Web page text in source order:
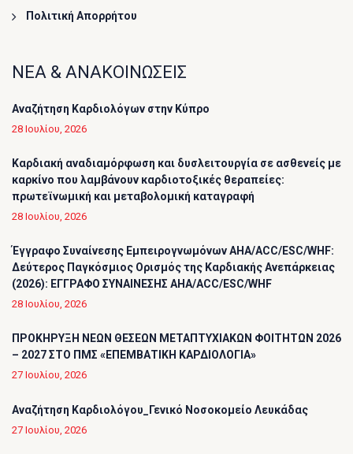
Πολιτική Απορρήτου
ΝΕΑ & ΑΝΑΚΟΙΝΩΣΕΙΣ
Αναζήτηση Καρδιολόγων στην Κύπρο
28 Ιουλίου, 2026
Καρδιακή αναδιαμόρφωση και δυσλειτουργία σε ασθενείς με
καρκίνο που λαμβάνουν καρδιοτοξικές θεραπείες:
πρωτεϊνωμική και μεταβολομική καταγραφή
28 Ιουλίου, 2026
Έγγραφο Συναίνεσης Εμπειρογνωμόνων AHA/ACC/ESC/WHF:
Δεύτερος Παγκόσμιος Ορισμός της Καρδιακής Ανεπάρκειας
(2026): ΕΓΓΡΑΦΟ ΣΥΝΑΙΝΕΣΗΣ AHA/ACC/ESC/WHF
28 Ιουλίου, 2026
ΠΡΟΚΗΡΥΞΗ ΝΕΩΝ ΘΕΣΕΩΝ ΜΕΤΑΠΤΥΧΙΑΚΩΝ ΦΟΙΤΗΤΩΝ 2026
– 2027 ΣΤΟ ΠΜΣ «ΕΠΕΜΒΑΤΙΚΗ ΚΑΡΔΙΟΛΟΓΙΑ»
27 Ιουλίου, 2026
Αναζήτηση Καρδιολόγου_Γενικό Νοσοκομείο Λευκάδας
27 Ιουλίου, 2026